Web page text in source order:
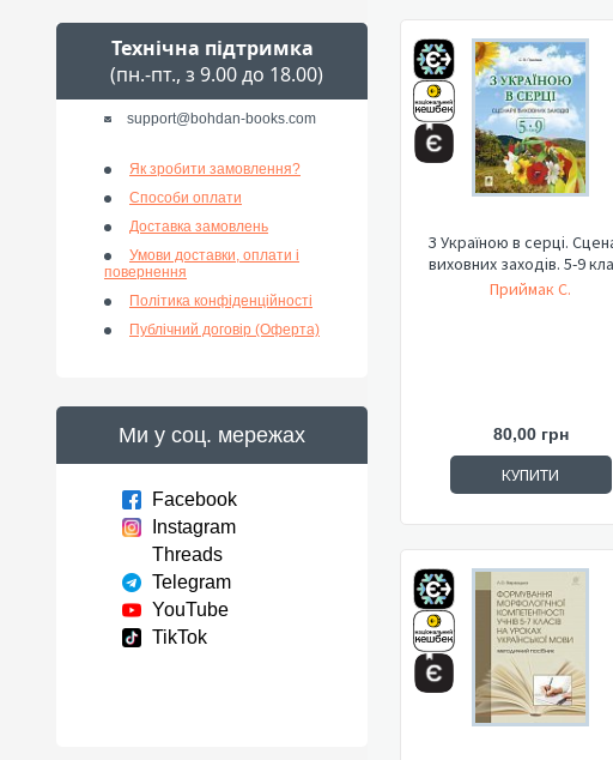
Технічна підтримка
(пн.-пт., з 9.00 до 18.00)
support@bohdan-books.com
Як зробити замовлення?
Способи оплати
Доставка замовлень
Умови доставки, оплати і
повернення
Політика конфіденційності
Публічний договір (Оферта)
Ми у соц. мережах
Facebook
Instagram
Threads
Telegram
YouTube
TikTok
З Україною в серці.
виховних заходів. 5-9
Приймак С.
80,00 грн
КУПИТИ